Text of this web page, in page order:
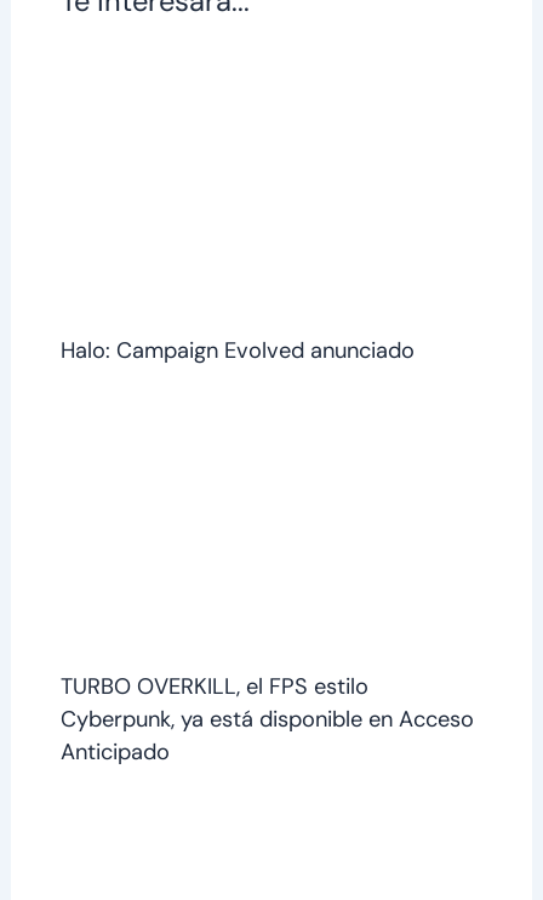
Halo: Campaign Evolved anunciado
TURBO OVERKILL, el FPS estilo
Cyberpunk, ya está disponible en Acceso
Anticipado